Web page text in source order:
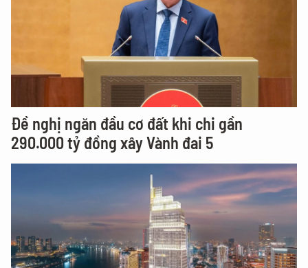
Đề nghị ngăn đầu cơ đất khi chi gần
290.000 tỷ đồng xây Vành đai 5